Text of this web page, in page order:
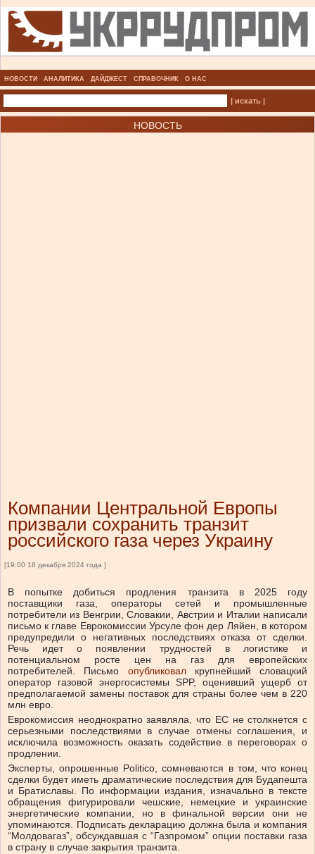
НОВОСТИ АНАЛИТИКА ДАЙДЖЕСТ СПРАВОЧНИК О НАС
| искать |
НОВОСТЬ
Компании Центральной Европы
призвали сохранить транзит
российского газа через Украину
[19:00 18 декабря 2024 года ]
В попытке добиться продления транзита в 2025 году
поставщики газа, операторы сетей и промышленные
потребители из Венгрии, Словакии, Австрии и Италии написали
письмо к главе Еврокомиссии Урсуле фон дер Ляйен, в котором
предупредили о негативных последствиях отказа от сделки.
Речь идет о появлении трудностей в логистике и
потенциальном росте цен на газ для европейских
потребителей. Письмо опубликовалкрупнейший словацкий
оператор газовой энергосистемы SPP, оценивший ущерб от
предполагаемой замены поставок для страны более чем в 220
млн евро.
Еврокомиссия неоднократно заявляла, что ЕС не столкнется с
серьезными последствиями в случае отмены соглашения, и
исключила возможность оказать содействие в переговорах о
продлении.
Эксперты, опрошенные Politico, сомневаются в том, что конец
сделки будет иметь драматические последствия для Будапешта
и Братиславы. По информации издания, изначально в тексте
обращения фигурировали чешские, немецкие и украинские
энергетические компании, но в финальной версии они не
упоминаются. Подписать декларацию должна была и компания
“Молдовагаз”, обсуждавшая с “Газпромом” опции поставки газа
в страну в случае закрытия транзита.